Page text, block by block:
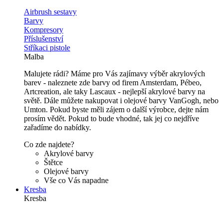
Airbrush sestavy
Barvy
Kompresory
Příslušenství
Stříkaci pistole
Malba
Malujete rádi? Máme pro Vás zajímavy výběr akrylových
barev - naleznete zde barvy od firem Amsterdam, Pébeo,
Artcreation, ale taky Lascaux - nejlepší akrylové barvy na
světě. Dále můžete nakupovat i olejové barvy VanGogh, nebo
Umton. Pokud byste měli zájem o další výrobce, dejte nám
prosím vědět. Pokud to bude vhodné, tak jej co nejdříve
zařadíme do nabídky.
Co zde najdete?
Akrylové barvy
Štětce
Olejové barvy
Vše co Vás napadne
Kresba
Kresba